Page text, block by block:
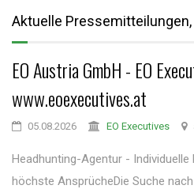
Aktuelle
EO Austria GmbH - EO
www.eoexecutives.at
05.08.2026 EO Executives
Headhunting-Agentur -
höchste AnsprücheDie Suche